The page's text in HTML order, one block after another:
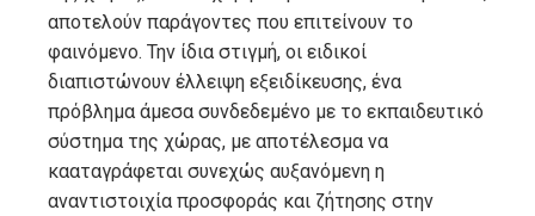
αποτελούν παράγοντες που επιτείνουν το
φαινόμενο. Την ίδια στιγμή, οι ειδικοί
διαπιστώνουν έλλειψη εξειδίκευσης, ένα
πρόβλημα άμεσα συνδεδεμένο με το εκπαιδευτικό
σύστημα της χώρας, με αποτέλεσμα να
κααταγράφεται συνεχώς αυξανόμενη η
αναντιστοιχία προσφοράς και ζήτησης στην